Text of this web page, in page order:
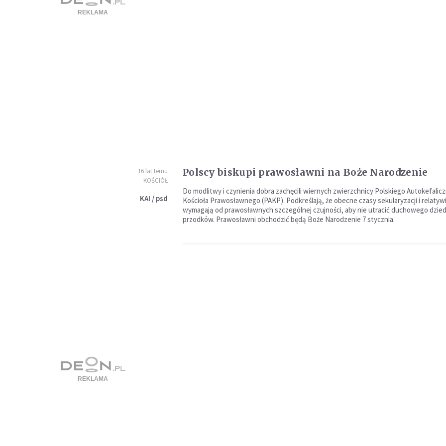
16 lat temu
KOŚCIÓŁ
KAI / psd
Polscy biskupi prawosławni na Boże Narodzenie
Do modlitwy i czynienia dobra zachęcili wiernych zwierzchnicy Polskiego
Kościoła Prawosławnego (PAKP). Podkreślają, że obecne czasy sekularyzacji i
wymagają od prawosławnych szczególnej czujności, aby nie utracić duchowego
przodków. Prawosławni obchodzić będą Boże Narodzenie 7 stycznia.